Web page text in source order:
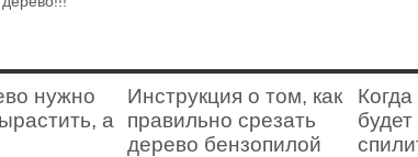
нужно
а
Инструкция о том, как
правильно срезать
дерево бензопилой